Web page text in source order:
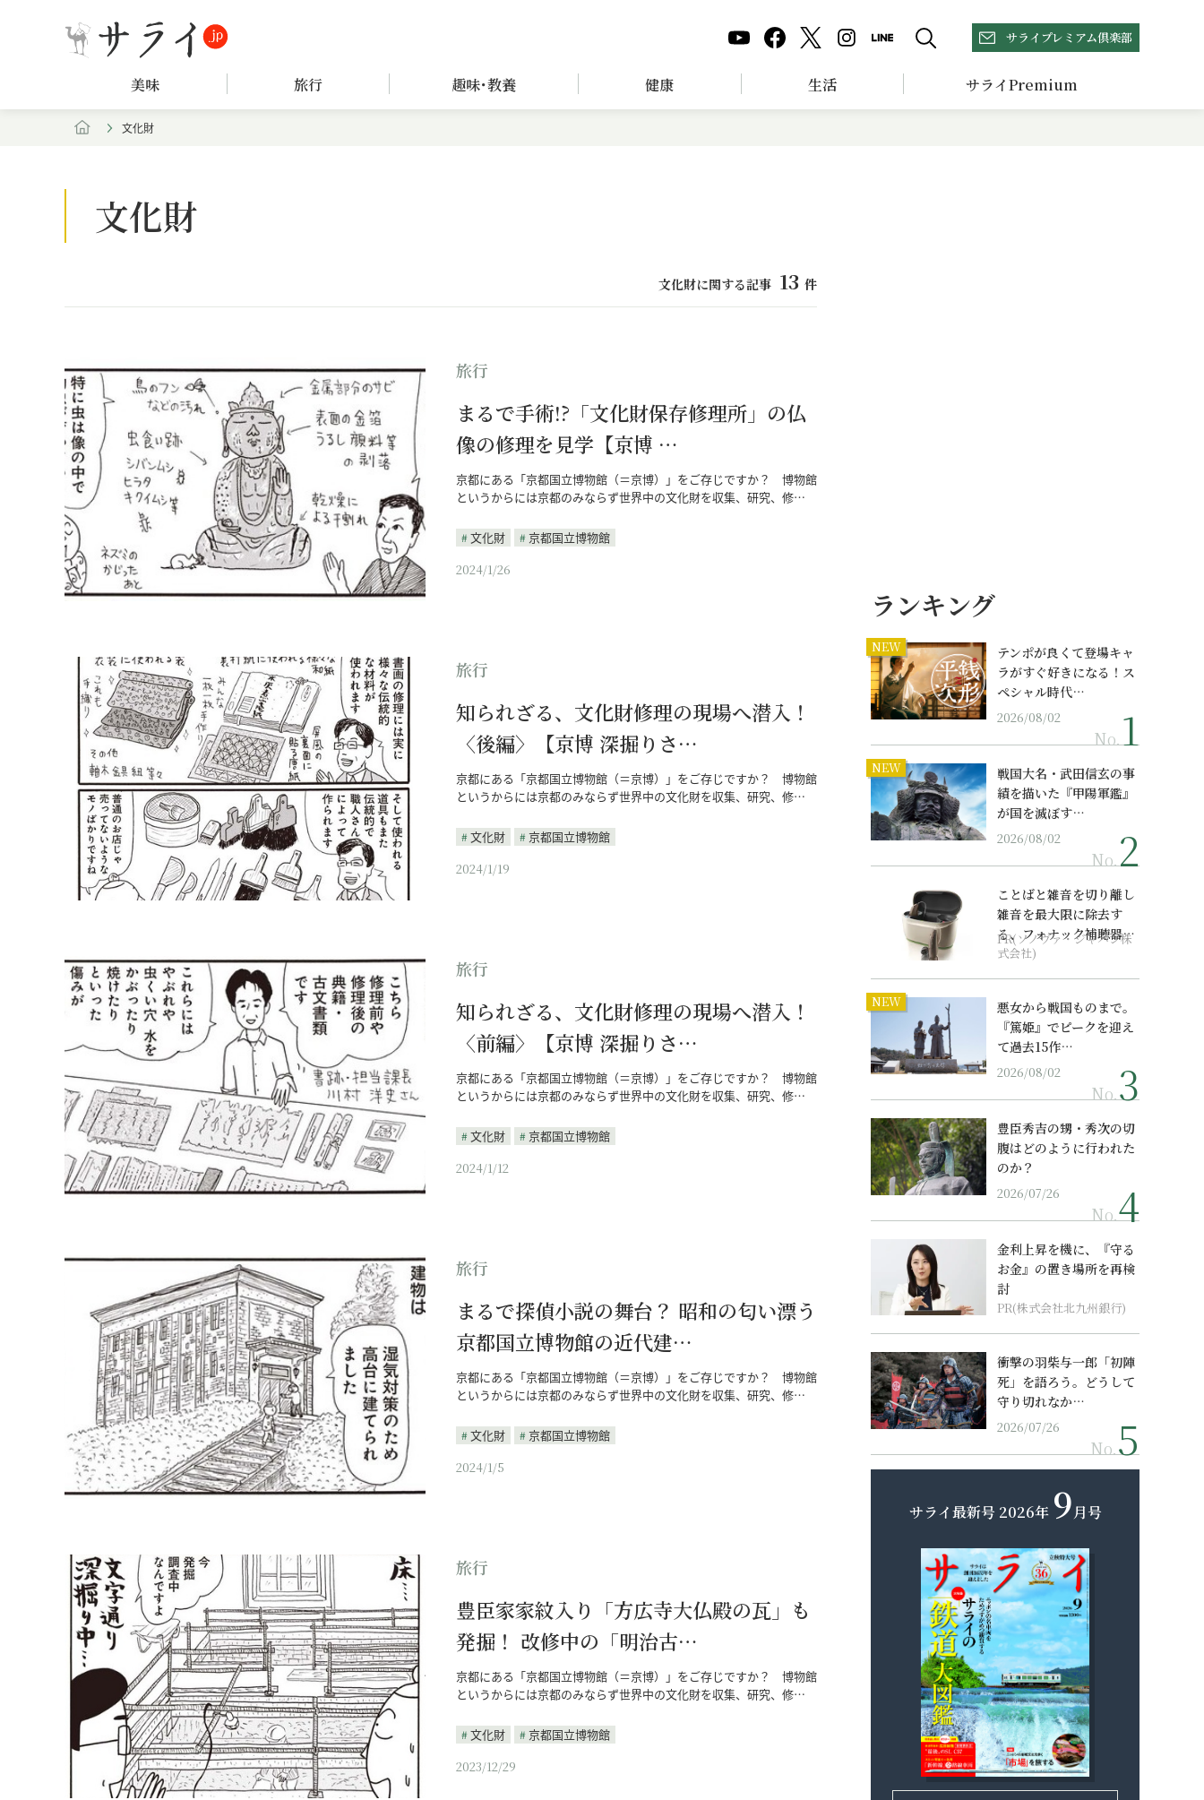
サライプレミアム倶楽部
美味 旅行 趣味･教養 健康 生活 サライPremium
文化財
文化財
文化財に関する記事 13 件
旅行
まるで手術!?「文化財保存修理所」の仏
像の修理を見学【京博 …
京都にある「京都国立博物館（＝京博）」をご存じですか？ 博物館
というからには京都のみならず世界中の文化財を収集、研究、修…
文化財
京都国立博物館
2024/1/26
旅行
知られざる、文化財修理の現場へ潜入！
〈後編〉【京博 深掘りさ…
京都にある「京都国立博物館（＝京博）」をご存じですか？ 博物館
というからには京都のみならず世界中の文化財を収集、研究、修…
文化財
京都国立博物館
2024/1/19
旅行
知られざる、文化財修理の現場へ潜入！
〈前編〉【京博 深掘りさ…
京都にある「京都国立博物館（＝京博）」をご存じですか？ 博物館
というからには京都のみならず世界中の文化財を収集、研究、修…
文化財
京都国立博物館
2024/1/12
旅行
まるで探偵小説の舞台？ 昭和の匂い漂う
京都国立博物館の近代建…
京都にある「京都国立博物館（＝京博）」をご存じですか？ 博物館
というからには京都のみならず世界中の文化財を収集、研究、修…
文化財
京都国立博物館
2024/1/5
旅行
豊臣家家紋入り「方広寺大仏殿の瓦」も
発掘！ 改修中の「明治古…
京都にある「京都国立博物館（＝京博）」をご存じですか？ 博物館
というからには京都のみならず世界中の文化財を収集、研究、修…
文化財
京都国立博物館
2023/12/29
ランキング
NEW
テンポが良くて登場キャ
ラがすぐ好きになる！ス
ペシャル時代…
2026/08/02
No.
NEW
戦国大名・武田信玄の事
績を描いた『甲陽軍鑑』
が国を滅ぼす…
2026/08/02
No.
ことばと雑音を切り離し
雑音を最大限に除去す
る、フォナック補聴器の
最上位モデル
PR(ソノヴァ・ジャパン株
式会社)
NEW
悪女から戦国ものまで。
『篤姫』でピークを迎え
て過去15作…
2026/08/02
No.
豊臣秀吉の甥・秀次の切
腹はどのように行われた
のか？
2026/07/26
No.
金利上昇を機に、『守る
お金』の置き場所を再検
討
PR(株式会社北九州銀行)
衝撃の羽柴与一郎「初陣
死」を語ろう。どうして
守り切れなか…
2026/07/26
No.
サライ最新号 2026年 9月号